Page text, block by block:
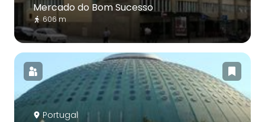
Mercado do Bom Sucesso
606 m
Portugal